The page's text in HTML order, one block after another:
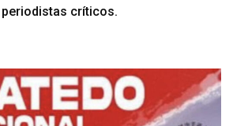
periodistas críticos.